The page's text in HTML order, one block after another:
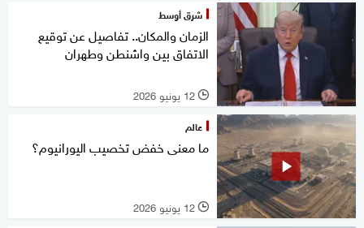
شرق أوسط
الزمان والمكان.. تفاصيل عن توقيع
الاتفاق بين واشنطن وطهران
l 12 يونيو 2026
عالم
ما معنى خفض تخصيب اليورانيوم؟
l 12 يونيو 2026